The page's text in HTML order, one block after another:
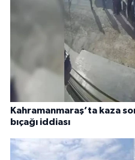
Kahramanmaraş’ta kaza
bıçağı iddiası